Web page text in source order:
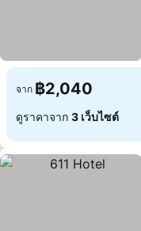
จาก ฿2,040
ดูราคาจาก 3 เว็บไซต์